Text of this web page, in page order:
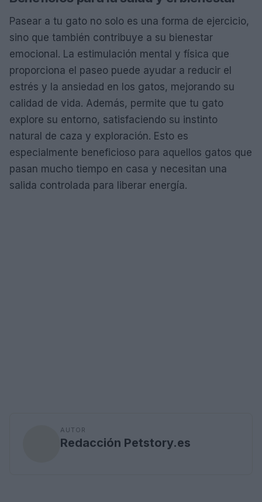
Pasear a tu gato no solo es una forma de ejercicio,
sino que también contribuye a su bienestar
emocional. La estimulación mental y física que
proporciona el paseo puede ayudar a reducir el
estrés y la ansiedad en los gatos, mejorando su
calidad de vida. Además, permite que tu gato
explore su entorno, satisfaciendo su instinto
natural de caza y exploración. Esto es
especialmente beneficioso para aquellos gatos que
pasan mucho tiempo en casa y necesitan una
salida controlada para liberar energía.
AUTOR
Redacción Petstory.es